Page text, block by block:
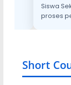
Siswa
proses
Short